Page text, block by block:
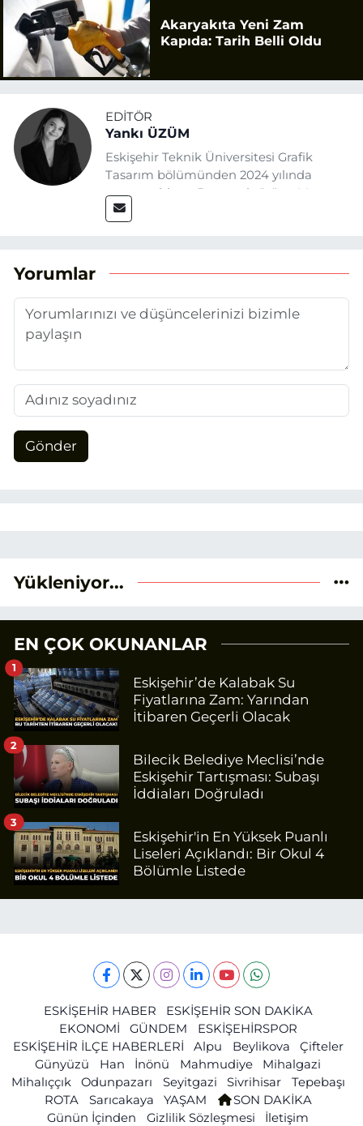
Akaryakıta Yeni Zam
Kapıda: Tarih Belli Oldu
EDITÖR
Yankı ÜZÜM
Eskişehir Teknik Üniversitesi Grafik
Tasarım bölümünden 2024 yılında
mezun oldum. Basın sektörüne Mayıs
2025’te Eskişehir Haber Ajansı ile adım
aktarmayı hedefliyorum.
Yorumlar
Gönder
Yükleniyor...
EN ÇOK OKUNANLAR
Eskişehir’de Kalabak Su
Fiyatlarına Zam: Yarından
İtibaren Geçerli Olacak
1
Bilecik Belediye Meclisi’nde
Eskişehir Tartışması: Subaşı
İddiaları Doğruladı
2
Eskişehir'in En Yüksek Puanlı
Liseleri Açıklandı: Bir Okul 4
Bölümle Listede
3
ESKİŞEHİR HABER
ESKİŞEHİR SON DAKİKA
EKONOMİ
GÜNDEM
ESKİŞEHİRSPOR
ESKİŞEHİR İLÇE HABERLERİ
Alpu Beylikova
Çifteler
Günyüzü
Han İnönü Mahmudiye
Mihalgazi
Mihalıççık
Odunpazarı Seyitgazi Sivrihisar
Tepebaşı
ROTA
Sarıcakaya YAŞAM
SON DAKİKA
Günün İçinden
Gizlilik Sözleşmesi
İletişim